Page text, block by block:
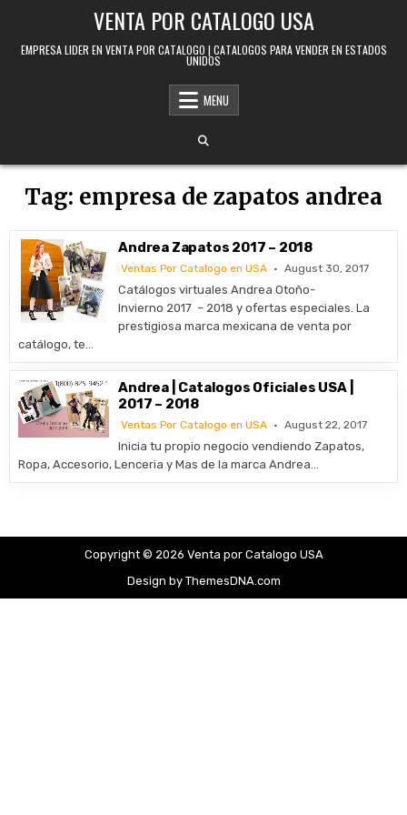
VENTA POR CATALOGO USA
EMPRESA LIDER EN VENTA POR CATALOGO | CATALOGOS PARA VENDER EN ESTADOS
UNIDOS
MENU
Tag: empresa de zapatos andrea
Andrea Zapatos 2017 – 2018
Ventas Por Catalogo en USA August 30, 2017
Catálogos virtuales Andrea Otoño-
Invierno 2017 – 2018 y ofertas especiales. La
prestigiosa marca mexicana de venta por
catálogo, te…
Andrea | Catalogos Oficiales USA |
2017 – 2018
Ventas Por Catalogo en USA August 22, 2017
Inicia tu propio negocio vendiendo Zapatos,
Ropa, Accesorio, Lenceria y Mas de la marca Andrea…
Copyright © 2026 Venta por Catalogo USA
Design by ThemesDNA.com